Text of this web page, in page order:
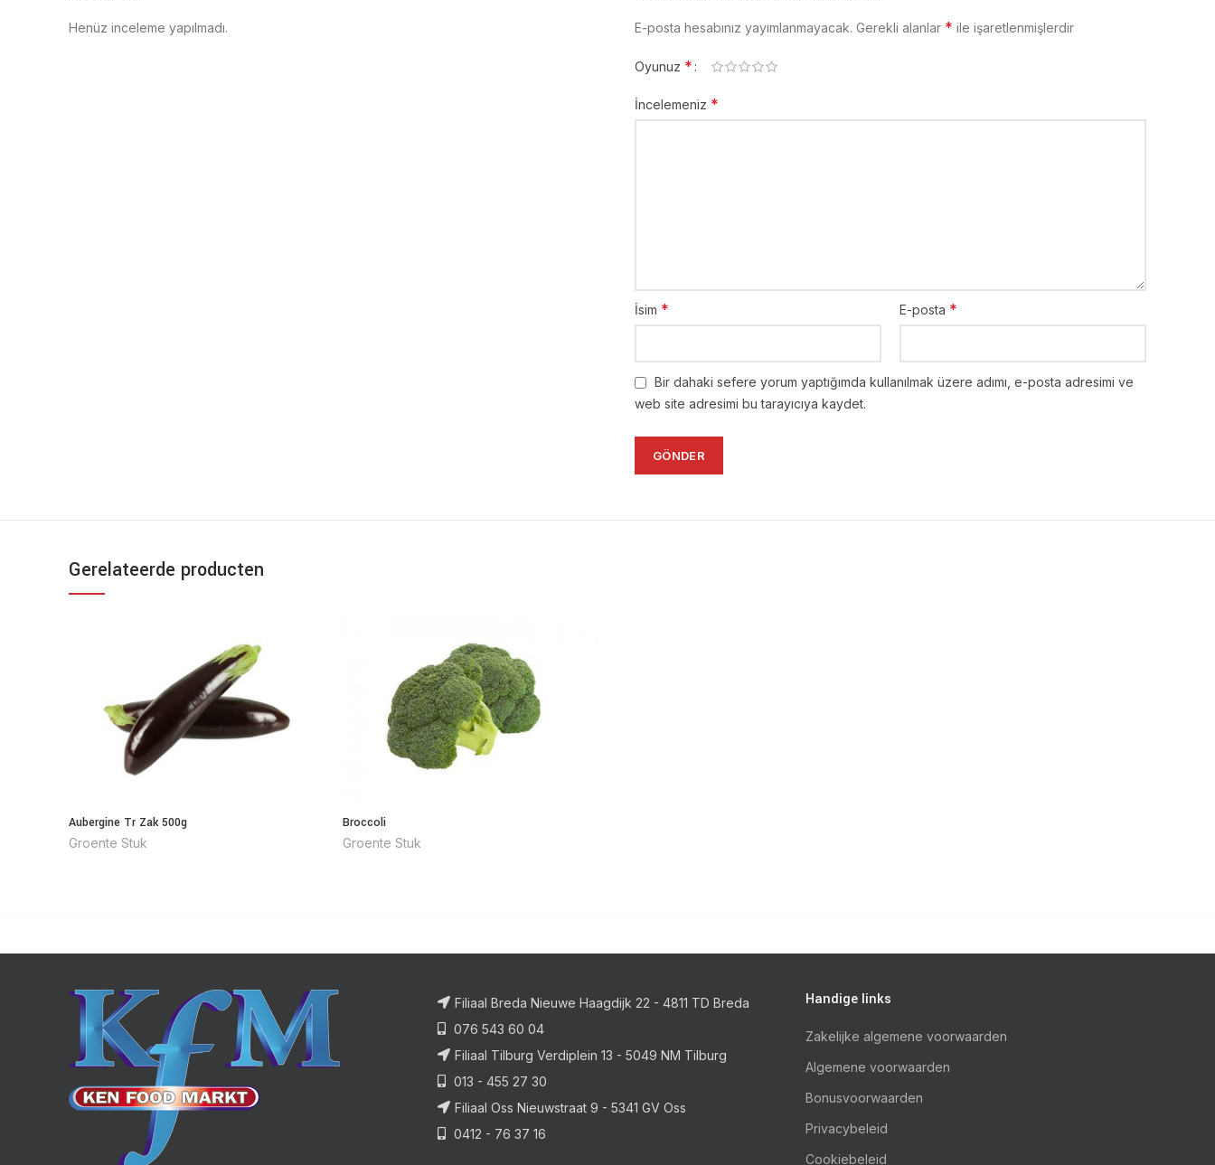
Henüz inceleme yapılmadı. E-posta hesabınız yayımlanmayacak. Gerekli alanlar * ile işaretlenmişlerdir
Oyunuz *
İncelemeniz *
İsim * E-posta *
Bir dahaki sefere yorum yaptığımda kullanılmak üzere adımı, e-posta adresimi ve
web site adresimi bu tarayıcıya kaydet.
Gerelateerde producten
Aubergine Tr Zak 500g
Groente Stuk
Broccoli
Groente Stuk
Filiaal Breda Nieuwe Haagdijk 22 - 4811 TD Breda
076 543 60 04
Filiaal Tilburg Verdiplein 13 - 5049 NM Tilburg
013 - 455 27 30
Filiaal Oss Nieuwstraat 9 - 5341 GV Oss
0412 - 76 37 16
Handige links
Zakelijke algemene voorwaarden
Algemene voorwaarden
Bonusvoorwaarden
Privacybeleid
Cookiebeleid